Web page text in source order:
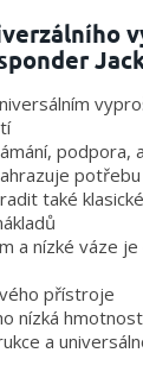
podpora,
také
a nízké váze
přístroje
nízká
a